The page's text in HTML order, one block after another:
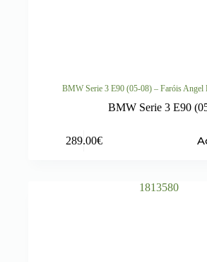
BMW Serie 3 E90 (05-08) – Faróis Angel
BMW Serie 3 E90
289.00€